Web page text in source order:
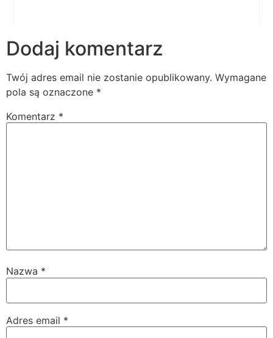
Dodaj komentarz
Twój adres email nie zostanie opublikowany. Wymagane
pola są oznaczone *
Komentarz *
Nazwa *
Adres email *